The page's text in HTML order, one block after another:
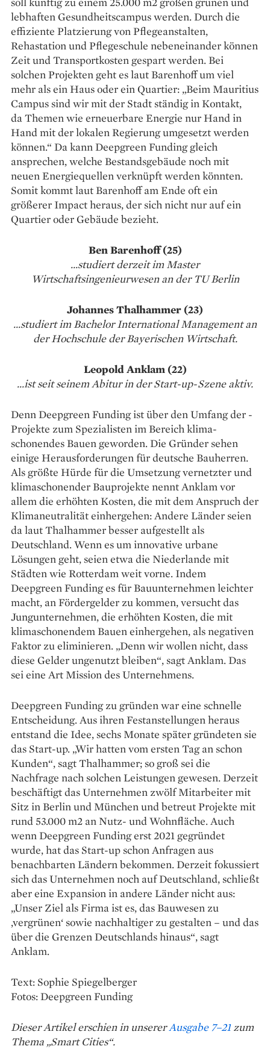
lebhaften Gesundheitscampus werden. Durch die
effiziente Platzierung von Pflegeanstalten,
Rehastation und Pflege­schule nebeneinander können
Zeit und Transportkosten gespart werden. Bei
solchen Projekten geht es laut Barenhoff um viel
mehr als ein Haus oder ein Quartier: „Beim Mauritius
Campus sind wir mit der Stadt ständig in Kontakt,
da ­Themen wie erneuerbare Energie nur Hand in
Hand mit der lokalen Regierung umgesetzt werden
können.“ Da kann Deepgreen Funding gleich
ansprechen, welche Bestandsgebäude noch mit
neuen Energiequellen verknüpft werden könnten.
Somit kommt laut ­Baren­hoff am Ende oft ein
größerer Impact heraus, der sich nicht nur auf ein
Quartier oder Gebäude bezieht.
Ben Barenhoff (25)
...studiert derzeit im Master
Wirtschaftsingenieurwesen an der TU Berlin
Johannes Thal­hammer (23)
...studiert im Bachelor International Management an
der Hochschule der Bayerischen Wirtschaft.
Leopold Anklam (22)
...ist seit seinem Abitur in der Start-up-Szene aktiv.
Denn Deepgreen Funding ist über den Umfang der ­
Projekte zum Spezialisten im Bereich klima­
schonendes Bauen geworden. Die Gründer sehen
einige Herausforderungen für deutsche ­Bauherren.
Als größte Hürde für die Umsetzung vernetzter und
klimaschonender Bauprojekte nennt Anklam vor
allem die erhöhten Kosten, die mit dem Anspruch der
Klimaneutralität einhergehen: Andere Länder ­seien
da laut Thalhammer besser aufgestellt als
Deutschland. Wenn es um innovative urbane
Lösungen geht, seien etwa die Niederlande mit
Städten wie Rotterdam weit vorne. Indem
Deepgreen Funding es für Bauunternehmen leichter
macht, an Fördergelder zu kommen, versucht das
Jungunternehmen, die erhöhten Kosten, die mit
klimaschonendem Bauen einhergehen, als negativen
Faktor zu eliminieren. „Denn wir wollen nicht, dass
diese Gelder ungenutzt bleiben“, sagt ­Anklam. Das
sei eine Art Mission des Unternehmens.
Deepgreen Funding zu gründen war eine schnelle
Entscheidung. Aus ihren Festanstellungen heraus
entstand die Idee, sechs Monate später gründeten sie
das Start-up. „Wir hatten vom ersten Tag an schon
Kunden“, sagt ­Thalhammer; so groß sei die
Nachfrage nach ­solchen Leistungen gewesen. Derzeit
beschäftigt das Unternehmen zwölf Mitarbeiter mit
Sitz in Berlin und München und betreut ­Projekte mit
rund 53.000 m2 an Nutz- und Wohnfläche. Auch
wenn Deepgreen Funding erst 2021 ­gegründet
wurde, hat das Start-up schon Anfragen aus
benachbarten ­Ländern bekommen. Derzeit fokussiert
sich das Unternehmen noch auf Deutschland, schließt
aber eine Expansion in andere Länder nicht aus:
„Unser Ziel als Firma ist es, das ­Bauwesen zu
‚vergrünen‘ sowie ­nachhaltiger zu gestalten – und das
über die Grenzen Deutschlands hinaus“, sagt
Anklam.
Text: Sophie Spiegelberger
Fotos: Deepgreen Funding
Dieser Artikel erschien in unsererAusgabe 7–21zum
Thema „Smart Cities“.